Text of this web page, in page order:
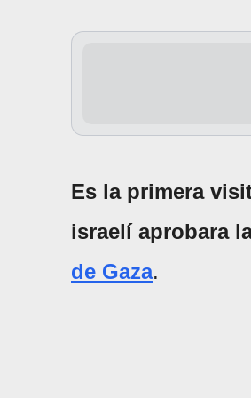
Es la primera
israelí aprobara
de Gaza.